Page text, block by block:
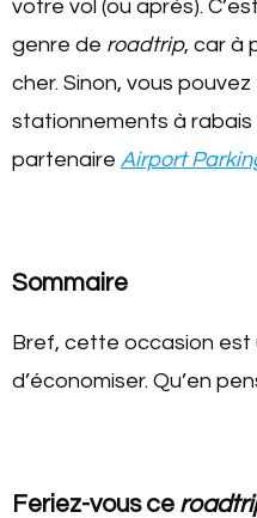
votre vol (ou après).
genre de roadtrip, car à
cher. Sinon, vous
stationnements à
partenaire Airport
Sommaire
Bref, cette occasion est
d’économiser. Qu’en
Feriez-vous ce